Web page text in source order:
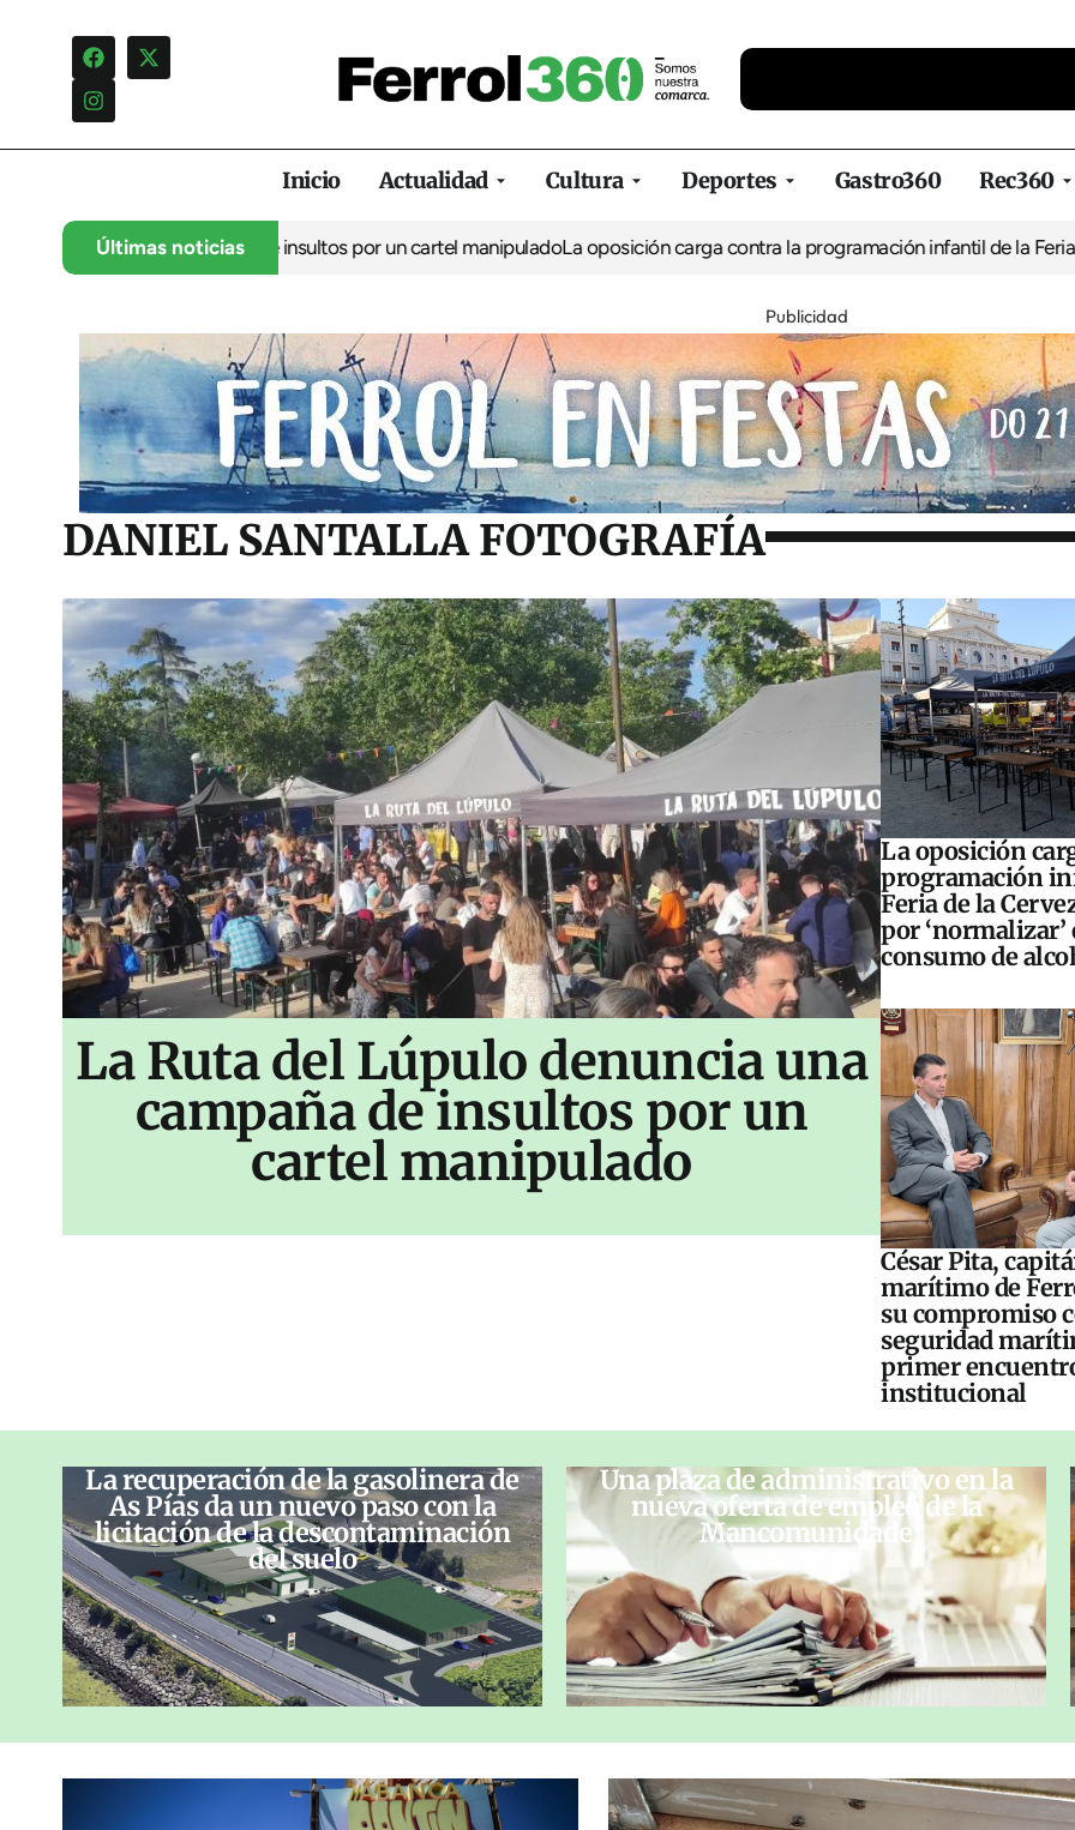
Inicio Actualidad Cultura Deportes Gastro360 Rec360
Últimas noticias
una campaña de insultos por un cartel manipulado La oposición carga contra la programación infantil de la Feria de la
Publicidad
DANIEL SANTALLA FOTOGRAFÍA
La Ruta del Lúpulo denuncia una
campaña de insultos por un
cartel manipulado
La oposición
programación
Feria de la
por ‘normalizar’
consumo de
César Pita,
marítimo de
su compromiso
seguridad
primer
institucional
La recuperación de la gasolinera de
As Pías da un nuevo paso con la
licitación de la descontaminación
del suelo
Una plaza de administrativo en la
nueva oferta de empleo de la
Mancomunidade